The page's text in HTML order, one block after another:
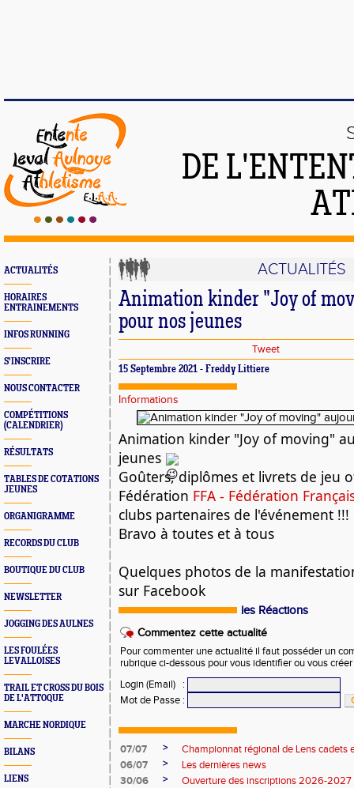
DE
ACTUALITÉS
HORAIRES
ENTRAINEMENTS
INFOS RUNNING
S'INSCRIRE
NOUS CONTACTER
COMPÉTITIONS
(CALENDRIER)
RÉSULTATS
TABLES DE COTATIONS
JEUNES
ORGANIGRAMME
RECORDS DU CLUB
BOUTIQUE DU CLUB
NEWSLETTER
JOGGING DES AULNES
LES FOULÉES
LEVALLOISES
TRAIL ET CROSS DU BOIS
DE L'ATTOQUE
MARCHE NORDIQUE
BILANS
LIENS
ACTUALITÉS
Animation kinder "Joy of
pour nos jeunes
Tweet
15 Septembre 2021 - Freddy Littiere
Informations
Animation kinder "Joy of moving"
jeunes
Goûters, diplômes et livrets de jeu
Fédération FFA - Fédération
clubs partenaires de l'événement !!!
Bravo à toutes et à tous
Quelques photos de la
sur Facebook
les Réactions
Commentez cette actualité
Pour commenter une actualité il faut posséder un
rubrique ci-dessous pour vous identifier ou vous
Login (Email)
:
Mot de Passe :
07/07 >
Championnat régional de Lens cadets
06/07
>
Les dernières news
30/06
>
Ouverture des inscriptions 2026-2027